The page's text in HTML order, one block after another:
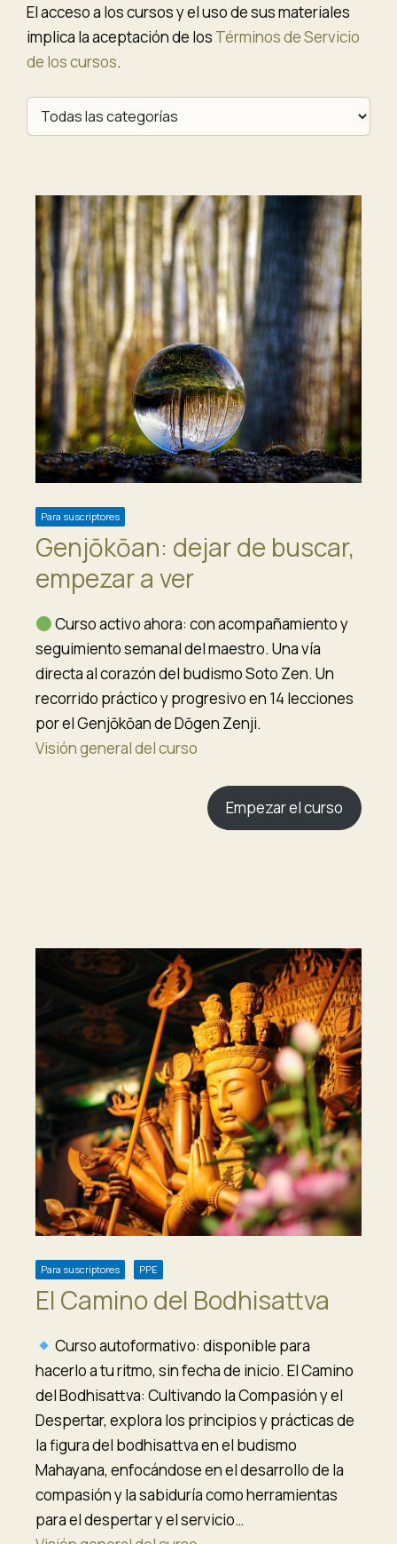
El acceso a los cursos y el uso de sus materiales
implica la aceptación de los Términos de Servicio
de los cursos.
Para suscriptores
Genjōkōan: dejar de buscar,
empezar a ver
Curso activo ahora: con acompañamiento y
seguimiento semanal del maestro. Una vía
directa al corazón del budismo Soto Zen. Un
recorrido práctico y progresivo en 14 lecciones
por el Genjōkōan de Dōgen Zenji.
Visión general del curso
Empezar el curso
Para suscriptores PPE
El Camino del Bodhisattva
Curso autoformativo: disponible para
hacerlo a tu ritmo, sin fecha de inicio. El Camino
del Bodhisattva: Cultivando la Compasión y el
Despertar, explora los principios y prácticas de
la figura del bodhisattva en el budismo
Mahayana, enfocándose en el desarrollo de la
compasión y la sabiduría como herramientas
para el despertar y el servicio…